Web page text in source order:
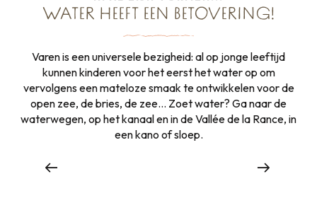
WATER HEEFT EEN BETOVERING!
Varen is een universele bezigheid: al op jonge leeftijd
kunnen kinderen voor het eerst het water op om
vervolgens een mateloze smaak te ontwikkelen voor de
open zee, de bries, de zee… Zoet water? Ga naar de
waterwegen, op het kanaal en in de Vallée de la Rance, in
een kano of sloep.
Watersport